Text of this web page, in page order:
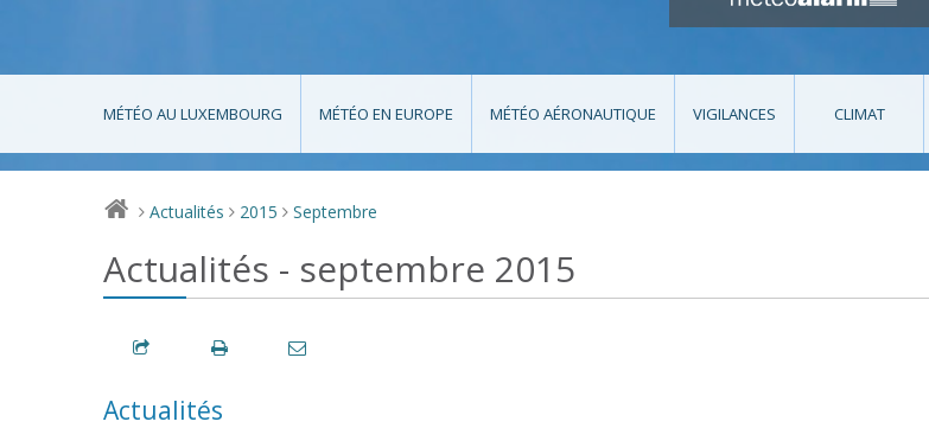
MÉTÉO AU LUXEMBOURG MÉTÉO EN EUROPE MÉTÉO AÉRONAUTIQUE VIGILANCES CLIMAT
> Actualités > 2015 > Septembre
Actualités - septembre 2015
Actualités